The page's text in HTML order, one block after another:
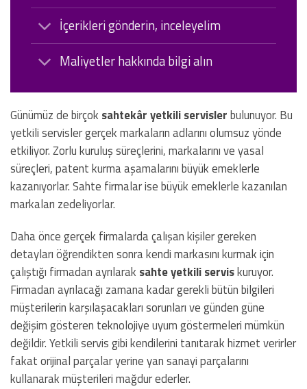
İçerikleri gönderin, inceleyelim
Maliyetler hakkında bilgi alın
Günümüz de birçok sahtekâr yetkili servislerbulunuyor. Bu
yetkili servisler gerçek markaların adlarını olumsuz yönde
etkiliyor. Zorlu kuruluş süreçlerini, markalarını ve yasal
süreçleri, patent kurma aşamalarını büyük emeklerle
kazanıyorlar. Sahte firmalar ise büyük emeklerle kazanılan
markaları zedeliyorlar.
Daha önce gerçek firmalarda çalışan kişiler gereken
detayları öğrendikten sonra kendi markasını kurmak için
çalıştığı firmadan ayrılarak sahte yetkili serviskuruyor.
Firmadan ayrılacağı zamana kadar gerekli bütün bilgileri
müşterilerin karşılaşacakları sorunları ve günden güne
değişim gösteren teknolojiye uyum göstermeleri mümkün
değildir. Yetkili servis gibi kendilerini tanıtarak hizmet verirler
fakat orijinal parçalar yerine yan sanayi parçalarını
kullanarak müşterileri mağdur ederler.